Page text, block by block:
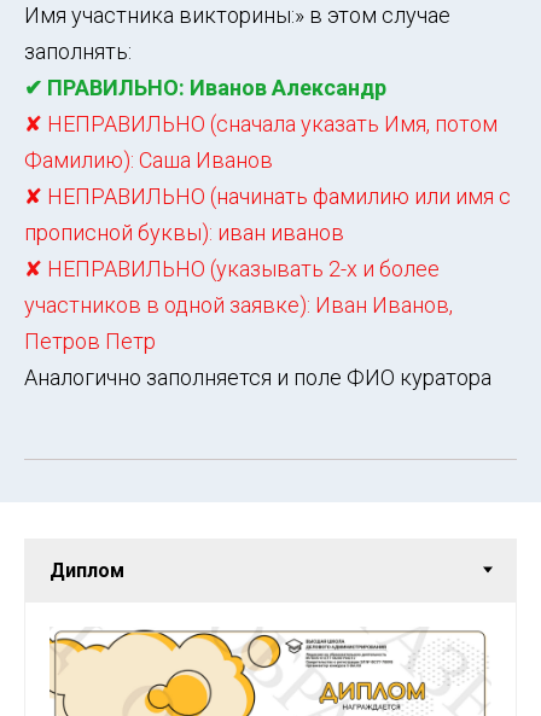
Имя участника викторины:» в этом случае
заполнять:
✔ ПРАВИЛЬНО: Иванов Александр
✘ НЕПРАВИЛЬНО (сначала указать Имя, потом
Фамилию): Саша Иванов
✘ НЕПРАВИЛЬНО (начинать фамилию или имя с
прописной буквы): иван иванов
✘ НЕПРАВИЛЬНО (указывать 2-х и более
участников в одной заявке): Иван Иванов,
Петров Петр
Аналогично заполняется и поле ФИО куратора